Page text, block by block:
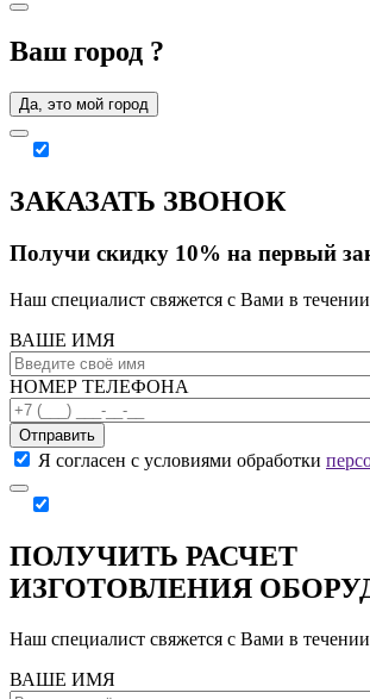
Ваш город ?
Да, это мой город
ЗАКАЗАТЬ ЗВОНОК
Получи скидку 10% на первый
Наш специалист свяжется с Вами в
ВАШЕ ИМЯ
НОМЕР ТЕЛЕФОНА
Отправить
Я согласен с условиями обработки
ПОЛУЧИТЬ РАСЧЕТ
ИЗГОТОВЛЕНИЯ
Наш специалист свяжется с Вами в
ВАШЕ ИМЯ